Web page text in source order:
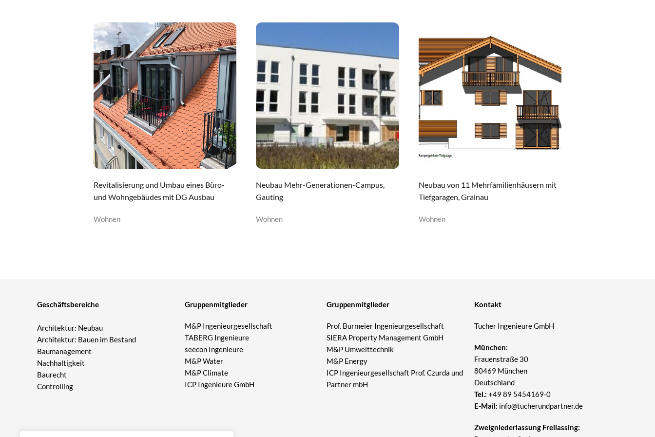
Revitalisierung und Umbau eines Büro-
und Wohngebäudes mit DG Ausbau
Wohnen
Neubau Mehr-Generationen-Campus,
Gauting
Wohnen
Neubau von 11 Mehrfamilienhäusern mit
Tiefgaragen, Grainau
Wohnen
Geschäftsbereiche
Architektur: Neubau
Architektur: Bauen im Bestand
Baumanagement
Nachhaltigkeit
Baurecht
Controlling
Gruppenmitglieder
M&P Ingenieurgesellschaft
TABERG Ingenieure
seecon Ingenieure
M&P Water
M&P Climate
ICP Ingenieure GmbH
Gruppenmitglieder
Prof. Burmeier Ingenieurgesellschaft
SIERA Property Management GmbH
M&P Umwelttechnik
M&P Energy
ICP Ingenieurgesellschaft Prof. Czurda und
Partner mbH
Kontakt
Tucher Ingenieure GmbH
München:
Frauenstraße 30
80469 München
Deutschland
Tel.: +49 89 5454169-0
E-Mail: info@tucherundpartner.de
Zweigniederlassung Freilassing: